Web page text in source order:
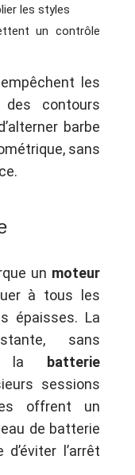
les styles
un contrôle
les
contours
barbe
sans
un moteur
à tous les
épaisses. La
sans
à la batterie
sessions
offrent un
de batterie
l’arrêt